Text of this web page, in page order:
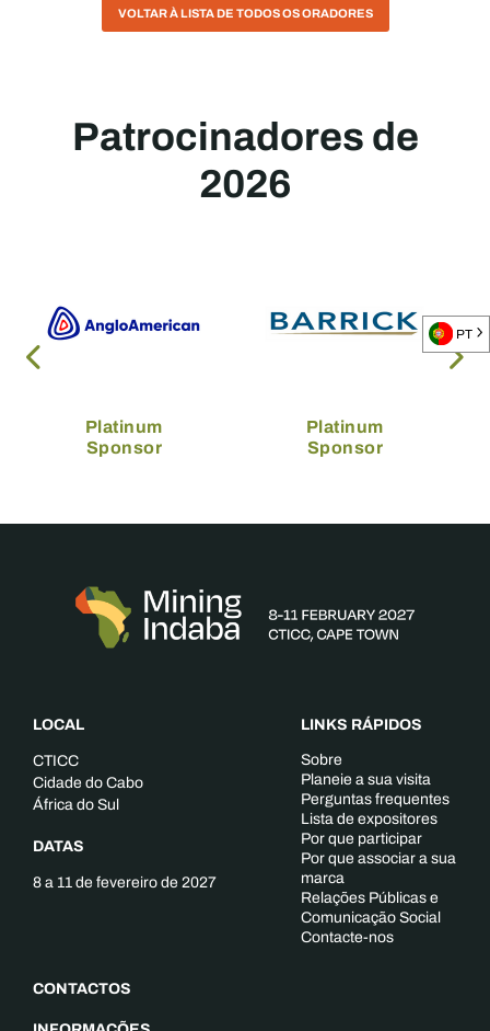
VOLTAR À LISTA DE TODOS OS ORADORES
Patrocinadores de
2026
Platinum
Sponsor
Platinum
Sponsor
LOCAL
CTICC
Cidade do Cabo
África do Sul
DATAS
8 a 11 de fevereiro de 2027
CONTACTOS
LINKS RÁPIDOS
Sobre
Planeie a sua visita
Perguntas frequentes
Lista de expositores
Por que participar
Por que associar a sua
marca
Relações Públicas e
Comunicação Social
Contacte-nos
PT